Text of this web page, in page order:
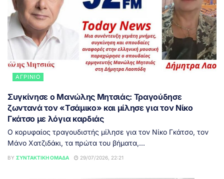
ΑΓΡΊΝΙΟ
Συγκίνησε ο Μανώλης Μητσιάς: Τραγούδησε
ζωντανά τον «Τσάμικο» και μίλησε για τον Νίκο
Γκάτσο με λόγια καρδιάς
Ο κορυφαίος τραγουδιστής μίλησε για τον Νίκο Γκάτσο, τον
Μάνο Χατζιδάκι, τα πρώτα του βήματα,...
BY ΣΥΝΤΑΚΤΙΚΉ ΟΜΆΔΑ 29/07/2026, 22:21